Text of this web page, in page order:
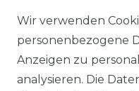
Wir verwenden
personenbezogene
Anzeigen zu
analysieren. Die